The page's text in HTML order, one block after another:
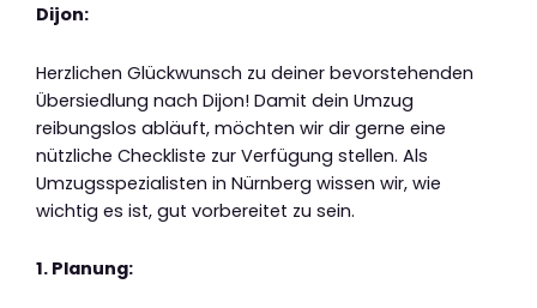
Dijon:
Herzlichen Glückwunsch zu deiner bevorstehenden
Übersiedlung nach Dijon! Damit dein Umzug
reibungslos abläuft, möchten wir dir gerne eine
nützliche Checkliste zur Verfügung stellen. Als
Umzugsspezialisten in Nürnberg wissen wir, wie
wichtig es ist, gut vorbereitet zu sein.
1. Planung: